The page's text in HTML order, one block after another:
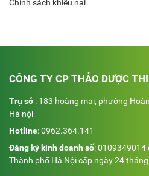
Chính sách khiếu nại
CÔNG TY CP THẢO DƯỢC
Trụ sở: 183 hoàng mai, phường
Hà nội
Hotline:0962.364.141
Đăng ký kinh doanh số: 0109349014
Thành phố Hà Nội cấp ngày 24